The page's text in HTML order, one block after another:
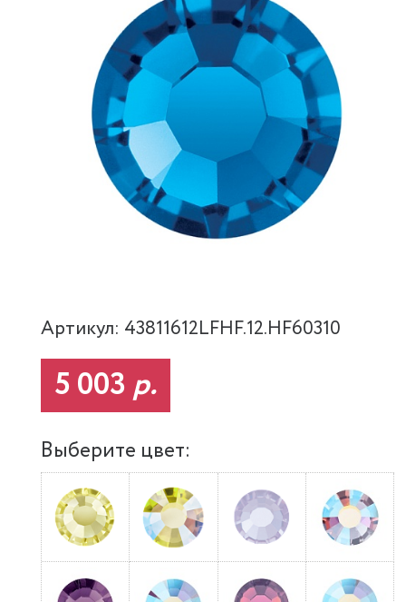
Артикул: 43811612LFHF.12.HF60310
5 003 р.
Выберите цвет: